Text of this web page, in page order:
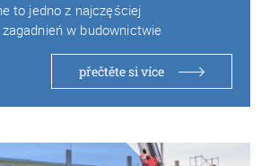
to jedno z najczęściej
w budownictwie
Choć nowoczesne płyty warstwowe…
přečtěte si více